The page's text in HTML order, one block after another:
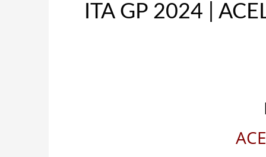
ITA GP 2024 |